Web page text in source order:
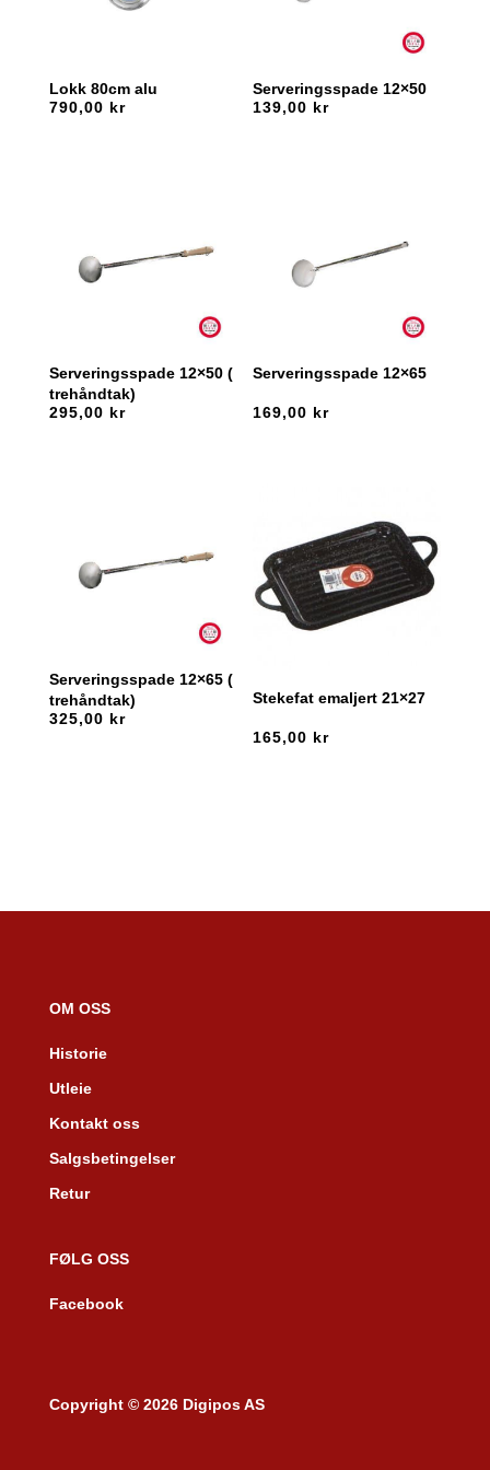
Lokk 80cm alu
790,00 kr
Serveringsspade 12×50
139,00 kr
Serveringsspade 12×50 (
trehåndtak)
295,00 kr
Serveringsspade 12×65
169,00 kr
Serveringsspade 12×65 (
trehåndtak)
325,00 kr
Stekefat emaljert 21×27
165,00 kr
OM OSS
Historie
Utleie
Kontakt oss
Salgsbetingelser
Retur
FØLG OSS
Facebook
Copyright © 2026 Digipos AS